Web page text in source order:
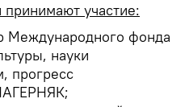
участие:
Международного фонда
науки
прогресс